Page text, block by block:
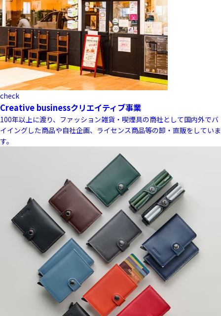
check
Creative businessクリエイティブ事業
100年以上に渡り、ファッション雑貨・喫煙具の商社として国内外でバ
イイングした商品や自社企画、ライセンス商品等の卸・直販をしていま
す。